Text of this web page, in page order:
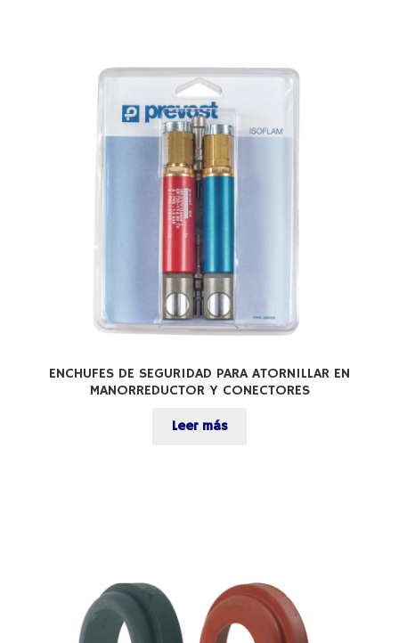
ENCHUFES DE SEGURIDAD PARA ATORNILLAR EN
MANORREDUCTOR Y CONECTORES
Leer más